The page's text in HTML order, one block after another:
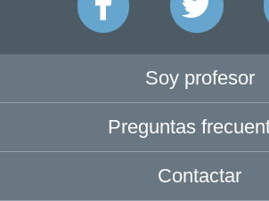
Soy profesor
Preguntas
Contactar